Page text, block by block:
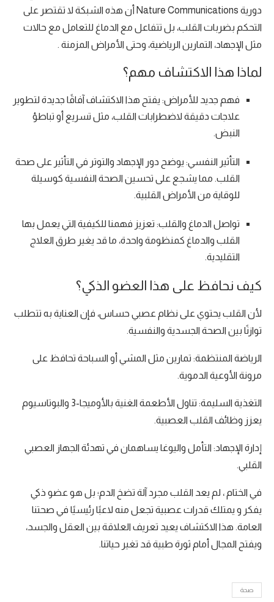
دورية Nature Communications أن هذه الشبكة لا تقتصر على
التحكم بضربات القلب، بل تتفاعل مع الدماغ للتعامل مع حالات
مثل الإجهاد، التمارين الرياضية، وحتى الأمراض المزمنة .
لماذا هذا الاكتشاف مهم؟
فهم جديد للأمراض: يفتح هذا الاكتشاف آفاقًا جديدة لتطوير
علاجات دقيقة لاضطرابات القلب، مثل تسريع أو تباطؤ
النبض.
التأثير النفسي: يوضح دور الإجهاد والتوتر في التأثير على صحة
القلب. مما يشجع على تحسين الصحة النفسية كوسيلة
للوقاية من الأمراض القلبية.
تواصل الدماغ والقلب: تعزيز فهمنا للكيفية التي يعمل بها
القلب والدماغ كمنظومة واحدة، ما قد يغير طرق العلاج
التقليدية.
كيف نحافظ على هذا العضو الذكي؟
لأن القلب يحتوي على نظام عصبي حساس، فإن العناية به تتطلب
توازنًا بين الصحة الجسدية والنفسية.
الرياضة المنتظمة: تمارين مثل المشي أو السباحة تحافظ على
مرونة الأوعية الدموية.
التغذية السليمة: تناول الأطعمة الغنية بالأوميجا-3 والبوتاسيوم
يعزز وظائف القلب العصبية.
إدارة الإجهاد: التأمل واليوغا يساهمان في تهدئة الجهاز العصبي
القلبي.
في الختام ، لم يعد القلب مجرد آلة تضخ الدم؛ بل هو عضو ذكي
يفكر و يمتلك قدرات عصبية تجعل منه لاعبًا رئيسيًا في صحتنا
العامة. هذا الاكتشاف يعيد تعريف العلاقة بين العقل والجسد،
ويفتح المجال أمام ثورة طبية قد تغير حياتنا.
صحة